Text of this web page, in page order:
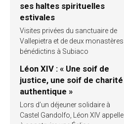
ses haltes spirituelles
estivales
Visites privées du sanctuaire de
Vallepietra et de deux monastères
bénédictins à Subiaco
Léon XIV : « Une soif de
justice, une soif de charité
authentique »
Lors d’un déjeuner solidaire à
Castel Gandolfo, Léon XIV appelle